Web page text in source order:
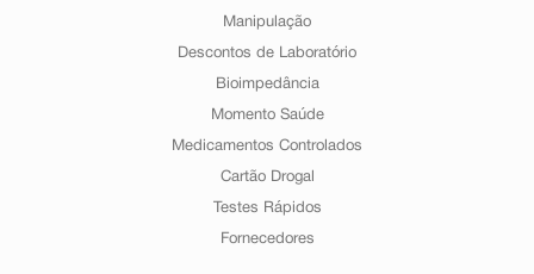
Manipulação
Descontos de Laboratório
Bioimpedância
Momento Saúde
Medicamentos Controlados
Cartão Drogal
Testes Rápidos
Fornecedores